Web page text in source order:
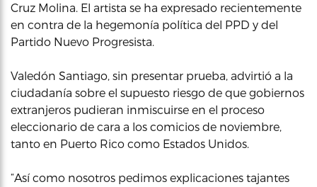
Cruz Molina. El artista se ha expresado recientemente
en contra de la hegemonía política del PPD y del
Partido Nuevo Progresista.
Valedón Santiago, sin presentar prueba, advirtió a la
ciudadanía sobre el supuesto riesgo de que gobiernos
extranjeros pudieran inmiscuirse en el proceso
eleccionario de cara a los comicios de noviembre,
tanto en Puerto Rico como Estados Unidos.
“Así como nosotros pedimos explicaciones tajantes